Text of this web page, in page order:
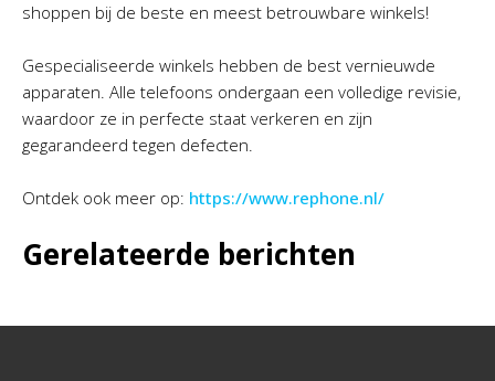
shoppen bij de beste en meest betrouwbare winkels!
Gespecialiseerde winkels hebben de best vernieuwde
apparaten. Alle telefoons ondergaan een volledige revisie,
waardoor ze in perfecte staat verkeren en zijn
gegarandeerd tegen defecten.
Ontdek ook meer op: https://www.rephone.nl/
Gerelateerde berichten